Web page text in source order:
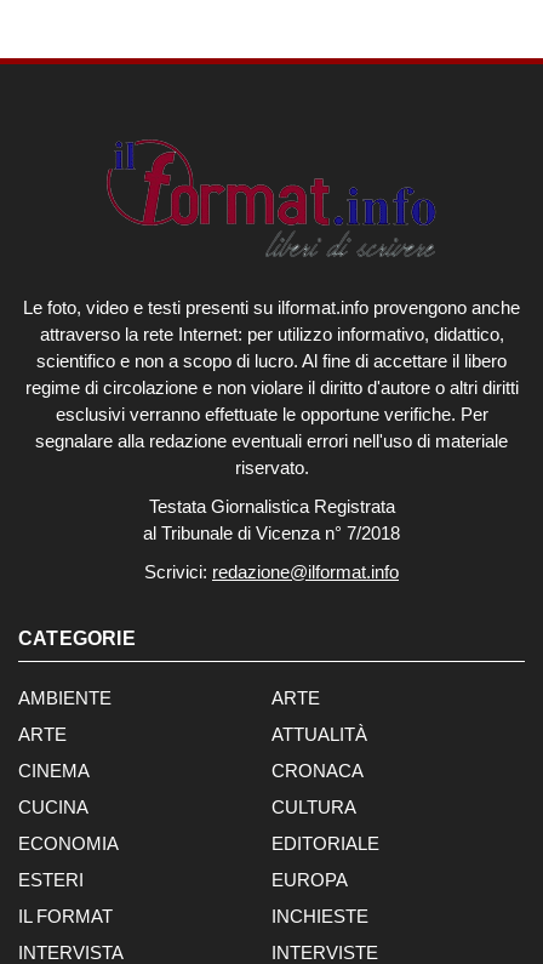
Le foto, video e testi presenti su ilformat.info provengono anche
attraverso la rete Internet: per utilizzo informativo, didattico,
scientifico e non a scopo di lucro. Al fine di accettare il libero
regime di circolazione e non violare il diritto d'autore o altri diritti
esclusivi verranno effettuate le opportune verifiche. Per
segnalare alla redazione eventuali errori nell'uso di materiale
riservato.
Testata Giornalistica Registrata
al Tribunale di Vicenza n° 7/2018
Scrivici: redazione@ilformat.info
CATEGORIE
AMBIENTE
ARTE
ARTE
ATTUALITÀ
CINEMA
CRONACA
CUCINA
CULTURA
ECONOMIA
EDITORIALE
ESTERI
EUROPA
IL FORMAT
INCHIESTE
INTERVISTA
INTERVISTE